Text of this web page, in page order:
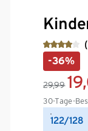
-36%
29,99
30-Tage-
122/128